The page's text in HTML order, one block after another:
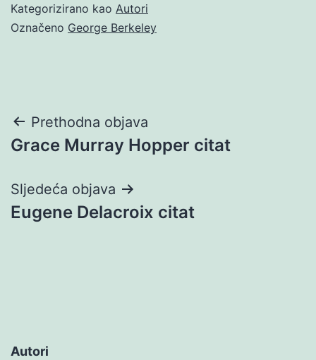
Kategorizirano kao Autori
Označeno George Berkeley
Navigacija
objava
Prethodna objava
Grace Murray Hopper citat
Sljedeća objava
Eugene Delacroix citat
Autori